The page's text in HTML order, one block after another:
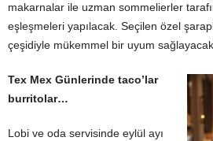
makarnalar ile uzman sommelierler
eşleşmeleri yapılacak. Seçilen özel
çeşidiyle mükemmel bir uyum sağlayacak.
Tex Mex Günlerinde taco’lar
burritolar…
Lobi ve oda servisinde eylül ayı